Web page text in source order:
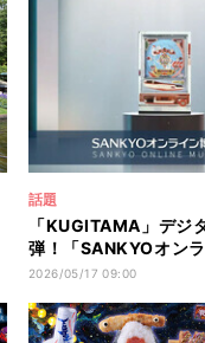
話題
「KUGITAMA」デジ
弾！「SANKYOオン
館」オープン
2026/05/17 09:00